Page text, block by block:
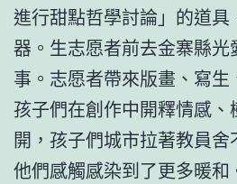
進行甜點哲學討論」的道
器。生志愿者前去金寨縣
事。志愿者帶來版畫、寫
孩子們在創作中開釋情感、
開，孩子們城市拉著教員
他們感觸感染到了更多暖和